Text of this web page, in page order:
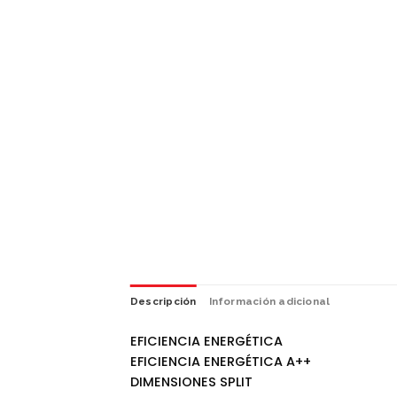
Descripción Información adicional
EFICIENCIA ENERGÉTICA
EFICIENCIA ENERGÉTICA A++
DIMENSIONES SPLIT